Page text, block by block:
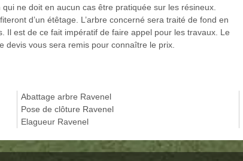
ne doit en aucun cas être pratiquée sur les résineux.
d’un étêtage. L’arbre concerné sera traité de fond en
Il est de ce fait impératif de faire appel pour les travaux. Le
devis vous sera remis pour connaître le prix.
Abattage arbre Ravenel
Pose de clôture Ravenel
Elagueur Ravenel